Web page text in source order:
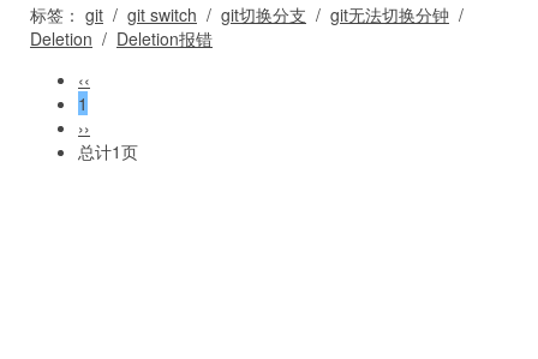
标签： git / git switch / git切换分支 / git无法切换分钟 /
Deletion / Deletion报错
‹‹
1
››
总计1页